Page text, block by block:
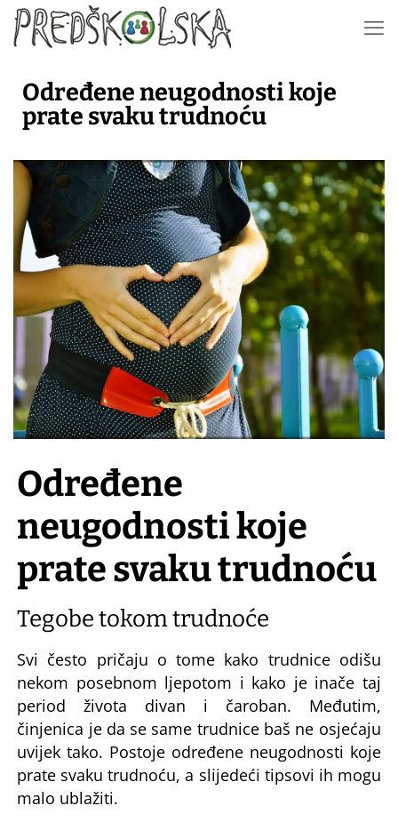
Određene neugodnosti koje
prate svaku trudnoću
Određene
neugodnosti koje
prate svaku trudnoću
Tegobe tokom trudnoće
Svi često pričaju o tome kako trudniceodišu
nekom posebnom ljepotom i kako je inače taj
period života divan i čaroban. Međutim,
činjenica je da se same trudnice baš ne osjećaju
uvijek tako. Postoje određene neugodnosti koje
prate svaku trudnoću, a slijedeći tipsovi ih mogu
malo ublažiti.